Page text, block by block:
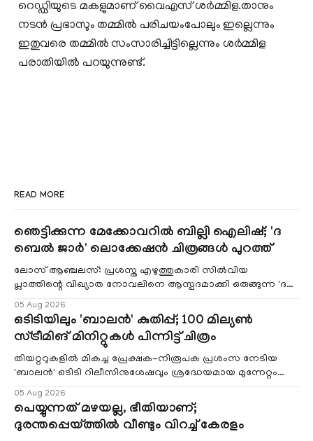
റെഡ്ഡിയുടെ മകളുമാണ് വൈഎസ് ശർമ്മിള.താനും
നടൻ പ്രഭാസും തമ്മിൽ പരിചയംപോലും ഇല്ലെന്നും
ഇതുവരെ തമ്മിൽ സംസാരിച്ചിട്ടില്ലെന്നും ശർമ്മിള
പരാതിയിൽ പറയുന്നുണ്ട്.
READ MORE
ഞെട്ടിക്കുന്ന മേക്കോവറിൽ ബില്ലി ഐലിഷ്; 'ദ
ബെൽ ജാർ' ലൊക്കേഷൻ ചിത്രങ്ങൾ പുറത്ത്
ലോസ് ആഞ്ചലസ്: പ്രശസ്ത എഴുത്തുകാരി സിൽവിയ
പ്ലാത്തിന്റെ വിഖ്യാത നോവലിനെ ആസ്പദമാക്കി ഒരുങ്ങുന്ന 'ദ
05 Aug 2026
ഒടിടിയിലും 'ബാലൻ' കുതിപ്പ്; 100 മില്യൺ
സ്ട്രീമിങ് മിനിറ്റുകൾ പിന്നിട്ട് ചിത്രം
തിയറ്ററുകളിൽ മികച്ച പ്രേക്ഷക-നിരൂപക പ്രശംസ നേടിയ
'ബാലൻ' ഒടിടി റിലീസിനുശേഷവും ശ്രദ്ധേയമായ മുന്നേറ്റം
05 Aug 2026
പെയ്യുന്നത് മഴയല്ല, ഭീതിയാണ്;
ദുരന്തപ്പെയ്ത്തിൽ വീണ്ടും വിറച്ച് കേരളം